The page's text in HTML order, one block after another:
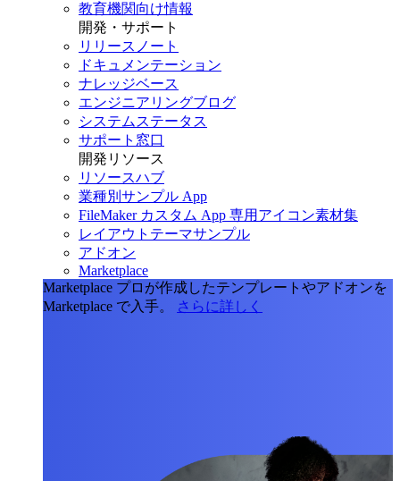
教育機関向け情報
開発・サポート
リリースノート
ドキュメンテーション
ナレッジベース
エンジニアリングブログ
システムステータス
サポート窓口
開発リソース
リソースハブ
業種別サンプル App
FileMaker カスタム App 専用アイコン素材集
レイアウトテーマサンプル
アドオン
Marketplace
Marketplace プロが作成したテンプレートやアドオンを
Marketplace で入手。
さらに詳しく